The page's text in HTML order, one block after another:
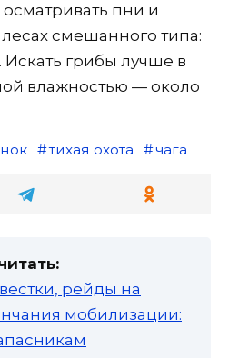
пни и
смешанного типа:
грибы лучше в
влажностью — около
тихая охота чага
рейды на
мобилизации: